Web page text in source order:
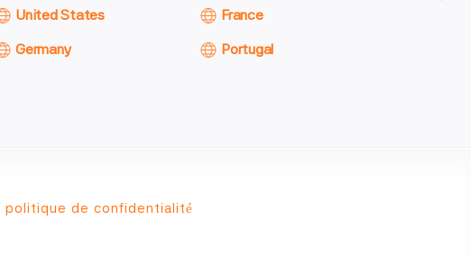
United States
Germany
France
Portugal
politique de confidentialité